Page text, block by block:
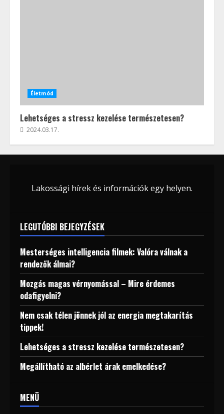
Életmód
Lehetséges a stressz kezelése természetesen?
2024.03.17.
Lakossági hírek és információk egy helyen.
LEGUTÓBBI BEJEGYZÉSEK
Mesterséges intelligencia filmek: Valóra válnak a
rendezők álmai?
Mozgás magas vérnyomással – Mire érdemes
odafigyelni?
Nem csak télen jönnek jól az energia megtakarítás
tippek!
Lehetséges a stressz kezelése természetesen?
Megállítható az albérlet árak emelkedése?
MENÜ